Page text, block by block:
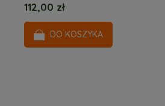
112,00 zł
DO KOSZYKA